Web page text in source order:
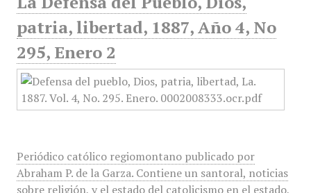
patria, libertad, 1887, Año 4, No
295, Enero 2
Periódico católico regiomontano publicado por
Abraham P. de la Garza. Contiene un santoral, noticias
sobre religión, y el estado del catolicismo en el estado,